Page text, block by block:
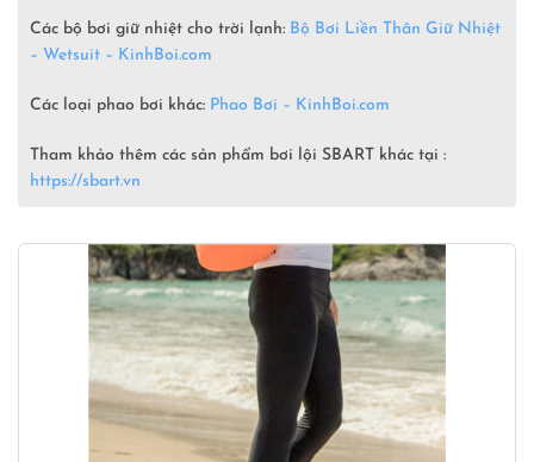
Các bộ bơi giữ nhiệt cho trời lạnh: Bộ Bơi Liền Thân Giữ Nhiệt
– Wetsuit – KinhBoi.com
Các loại phao bơi khác: Phao Bơi – KinhBoi.com
Tham khảo thêm các sản phẩm bơi lội SBART khác tại :
https://sbart.vn